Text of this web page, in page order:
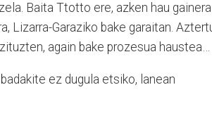
Baita Ttotto ere, azken hau gainera
Lizarra-Garaziko bake garaitan.
again bake prozesua haustea…
ez dugula etsiko, lanean